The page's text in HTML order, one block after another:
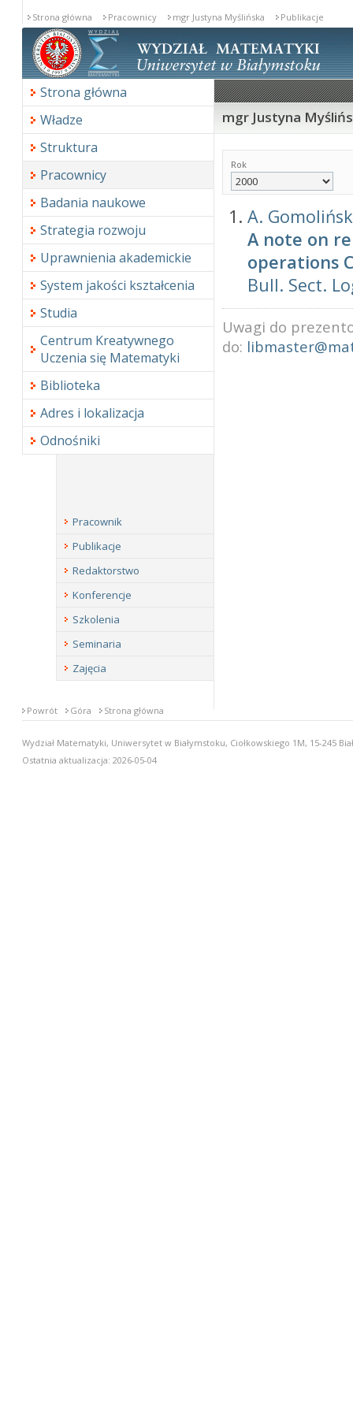
Strona główna Pracownicy mgr Justyna Myślińska Publikacje
Strona główna
Władze
Struktura
Pracownicy
Badania naukowe
Strategia rozwoju
Uprawnienia akademickie
System jakości kształcenia
Studia
Centrum Kreatywnego
Uczenia się Matematyki
Biblioteka
Adres i lokalizacja
Odnośniki
mgr Justyna
Rok
A.
A note on
operations
Bull. Sect.
Uwagi do
do:
Pracownik
Publikacje
Redaktorstwo
Konferencje
Szkolenia
Seminaria
Zajęcia
Powrót Góra Strona główna
Wydział Matematyki, Uniwersytet w Białymstoku, Ciołkowskiego 1M, 15-245
Ostatnia aktualizacja: 2026-05-04